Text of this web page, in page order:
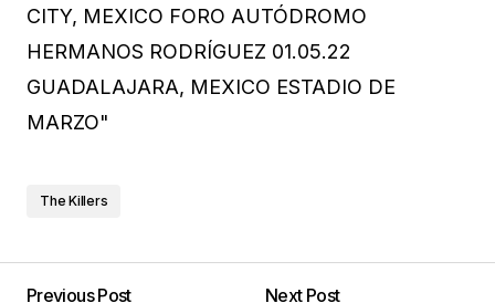
The Killers
Previous Post
Next Post